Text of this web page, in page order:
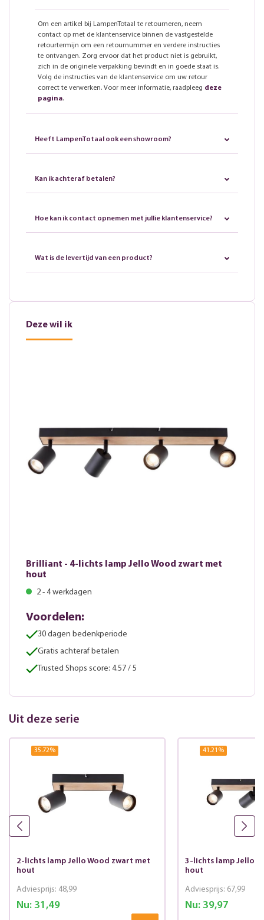
Om een artikel bij LampenTotaal te retourneren, neem
contact op met de klantenservice binnen de vastgestelde
retourtermijn om een retournummer en verdere instructies
te ontvangen. Zorg ervoor dat het product niet is gebruikt,
zich in de originele verpakking bevindt en in goede staat is.
Volg de instructies van de klantenservice om uw retour
correct te verwerken. Voor meer informatie, raadpleeg deze
pagina.
Heeft LampenTotaal ook een showroom?
Kan ik achteraf betalen?
Hoe kan ik contact opnemen met jullie klantenservice?
Wat is de levertijd van een product?
Deze wil ik
Brilliant - 4-lichts lamp Jello Wood zwart met
hout
2 - 4 werkdagen
Voordelen:
30 dagen bedenkperiode
Gratis achteraf betalen
Trusted Shops score: 4.57 / 5
Uit deze serie
35.72%
2-lichts lamp Jello Wood zwart met
hout
Nu:31,49
Adviesprijs: 48,99
41.21 %
3-lichts lamp Jello
hout
Nu:39,97
Adviesprijs: 67,99